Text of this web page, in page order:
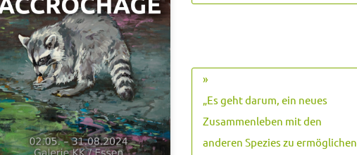
»
„Es geht darum, ein neues
Zusammenleben mit den
anderen Spezies zu ermöglichen.